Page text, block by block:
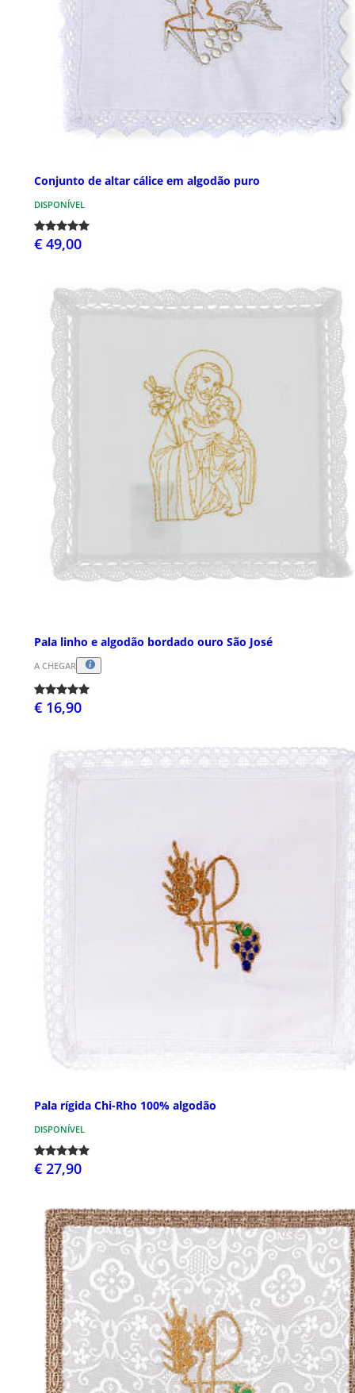
Conjunto de altar cálice em algodão puro
DISPONÍVEL
€ 49,00
Pala linho e algodão bordado ouro São José
A CHEGAR
€ 16,90
Pala rígida Chi-Rho 100% algodão
DISPONÍVEL
€ 27,90